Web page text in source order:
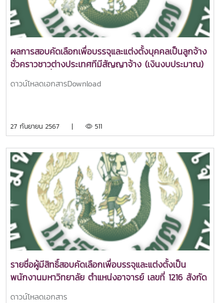
ผลการสอบคัดเลือกเพื่อบรรจุและแต่งตั้งบุคคลเป็นลูกจ้าง
ชั่วคราวชาวต่างประเทศทีมีสัญญาจ้าง (เงินงบประมาณ)
ตำแหน่งผู้เชี่่ยวชาญชาวต่างประเทศ คณะศิลปศาสตร์
ดาวน์โหลดเอกสารDownload
27 กันยายน 2567 | 511
รายชื่อผู้มีสิทธิ์สอบคัดเลือกเพื่อบรรจุและแต่งตั้งเป็น
พนักงานมหาวิทยาลัย ตำแหน่งอาจารย์ เลขที่ 1216 สังกัด
คณะศิลปศาสตร์
ดาวน์โหลดเอกสาร